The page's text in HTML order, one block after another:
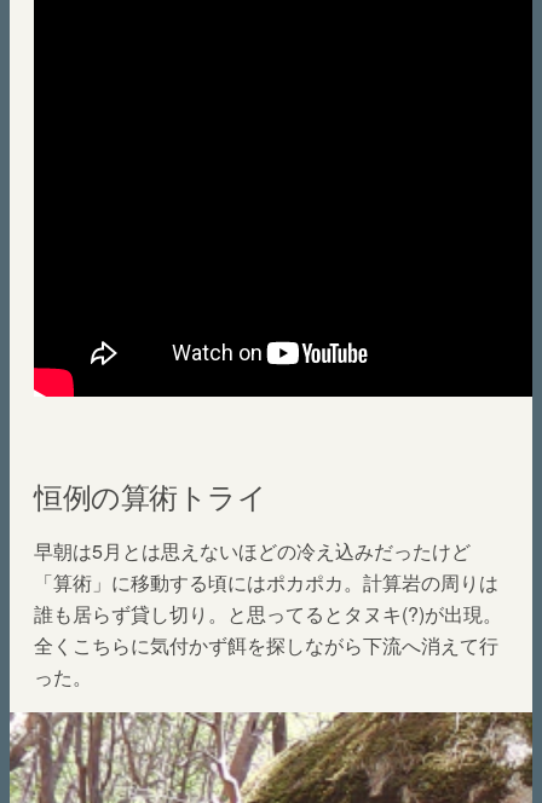
恒例の算術トライ
早朝は5月とは思えないほどの冷え込みだったけど
「算術」に移動する頃にはポカポカ。計算岩の周りは
誰も居らず貸し切り。と思ってるとタヌキ(?)が出現。
全くこちらに気付かず餌を探しながら下流へ消えて行
った。